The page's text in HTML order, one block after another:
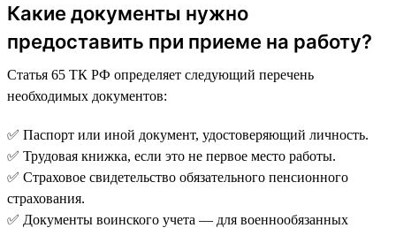
Какие документы нужно
предоставить при приеме на работу?
Статья 65 ТК РФ определяет следующий перечень
необходимых документов:
✅ Паспорт или иной документ, удостоверяющий личность.
✅ Трудовая книжка, если это не первое место работы.
✅ Страховое свидетельство обязательного пенсионного
страхования.
✅ Документы воинского учета — для военнообязанных